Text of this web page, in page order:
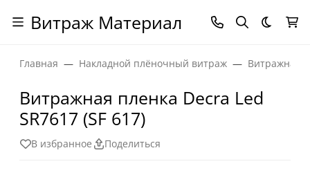
Витраж Материал Темная
Главная Накладной плёночный витраж Витражная
Витражная пленка Decra Led
SR7617 (SF 617)
В избранное Поделиться